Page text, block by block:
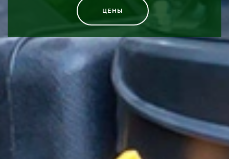
ЦЕНЫ